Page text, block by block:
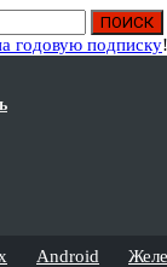
годовую подписку!
Android